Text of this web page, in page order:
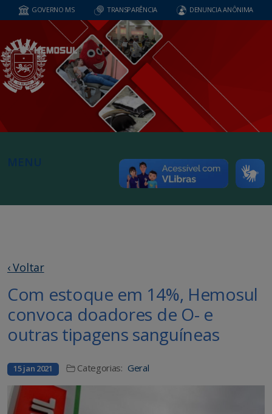
GOVERNO MS TRANSPARÊNCIA DENUNCIA ANÔNIMA
MENU
‹ Voltar
Com estoque em 14%, Hemosul
convoca doadores de O- e
outras tipagens sanguíneas
15 jan 2021 Categorias: Geral